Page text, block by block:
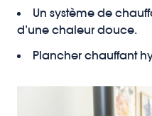
Un système de
d’une chaleur douce.
Plancher chauffant